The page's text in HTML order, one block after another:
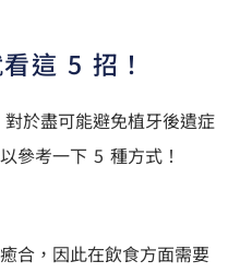
這 5 招！
於盡可能避免植牙後遺症
參考一下 5 種方式！
合，因此在飲食方面需要